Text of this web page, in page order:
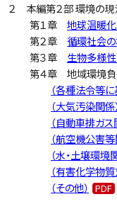
２ 本編第２部 環境の
第１章 地球温暖
第２章 循環社会
第３章 生物多様
第４章 地域環境
（各種法令等
（大気汚染関係
（自動車排ガス
（航空機公害等
（水・土壌環境
（有害化学物
（その他）